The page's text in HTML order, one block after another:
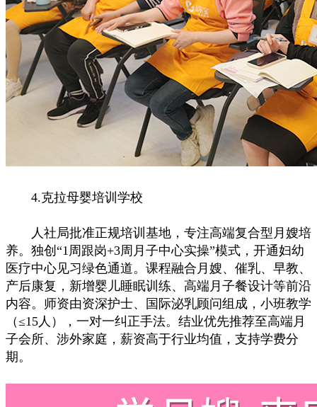
4.克拉母婴培训学校
人社局批准正规培训基地，专注高端复合型月嫂培
养。独创“1周跟岗+3周月子中心实操”模式，开通妇幼
医疗中心见习绿色通道。课程融合月嫂、催乳、早教、
产后康复，新增婴儿睡眠训练、高端月子餐设计等前沿
内容。师资由资深护士、国际泌乳顾问组成，小班教学
（≤15人），一对一纠正手法。结业优先推荐至高端月
子会所、涉外家庭，薪资高于行业均值，支持学费分
期。